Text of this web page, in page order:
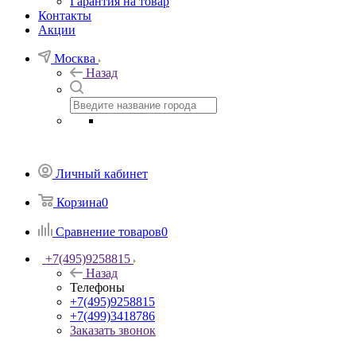
Контакты
Акции
Москва
Назад
Личный кабинет
Корзина0
Сравнение товаров0
+7(495)9258815
Назад
Телефоны
+7(495)9258815
+7(499)3418786
Заказать звонок